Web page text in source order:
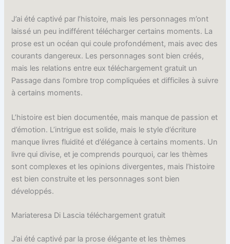
J’ai été captivé par l’histoire, mais les personnages m’ont
laissé un peu indifférent télécharger certains moments. La
prose est un océan qui coule profondément, mais avec des
courants dangereux. Les personnages sont bien créés,
mais les relations entre eux téléchargement gratuit un
Passage dans l’ombre trop compliquées et difficiles à suivre
à certains moments.
L’histoire est bien documentée, mais manque de passion et
d’émotion. L’intrigue est solide, mais le style d’écriture
manque livres fluidité et d’élégance à certains moments. Un
livre qui divise, et je comprends pourquoi, car les thèmes
sont complexes et les opinions divergentes, mais l’histoire
est bien construite et les personnages sont bien
développés.
Mariateresa Di Lascia téléchargement gratuit
J’ai été captivé par la prose élégante et les thèmes